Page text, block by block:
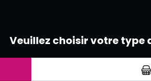
DESSERTS